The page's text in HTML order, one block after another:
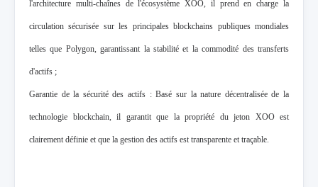
l'architecture multi-chaînes de l'écosystème XOO, il prend en charge la
circulation sécurisée sur les principales blockchains publiques mondiales
telles que Polygon, garantissant la stabilité et la commodité des transferts
d'actifs ;
Garantie de la sécurité des actifs : Basé sur la nature décentralisée de la
technologie blockchain, il garantit que la propriété du jeton XOO est
clairement définie et que la gestion des actifs est transparente et traçable.